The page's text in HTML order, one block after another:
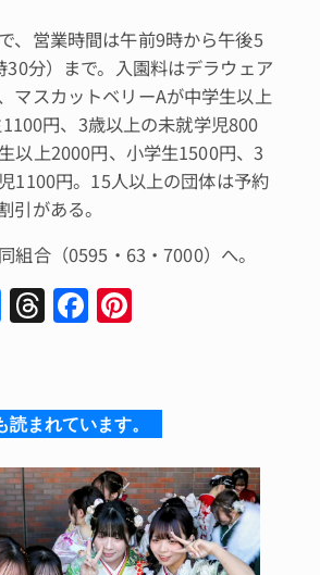
、営業時間は午前9時から午後5
30分）まで。入園料はデラウェア
マスカットベリーAが中学生以上
円、3歳以上の未就学児800
以上2000円、小学生1500円、3
1100円。15人以上の団体は予約
引がある。
組合（0595・63・7000）へ。
Bl
u
s
k
y
T
hr
a
d
s
F
a
e
b
o
o
k
re
st
読まれています。